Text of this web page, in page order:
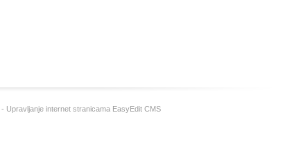
- Upravljanje internet stranicama EasyEdit CMS